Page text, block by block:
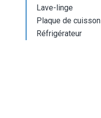
Lave-linge
Plaque de cuisson
Réfrigérateur